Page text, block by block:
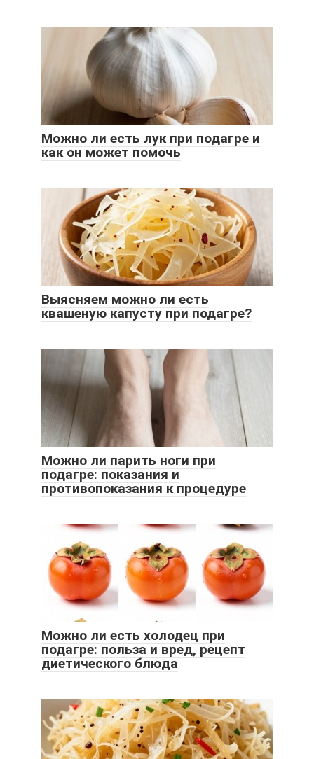
Можно ли есть лук при подагре и
как он может помочь
Выясняем можно ли есть
квашеную капусту при подагре?
Можно ли парить ноги при
подагре: показания и
противопоказания к процедуре
Можно ли есть холодец при
подагре: польза и вред, рецепт
диетического блюда